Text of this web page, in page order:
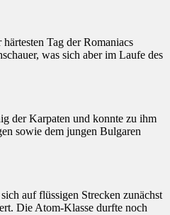
Tag der Romaniacs
was sich aber im Laufe des
der Karpaten und konnte zu ihm
sowie dem jungen Bulgaren
auf flüssigen Strecken zunächst
Die Atom-Klasse durfte noch